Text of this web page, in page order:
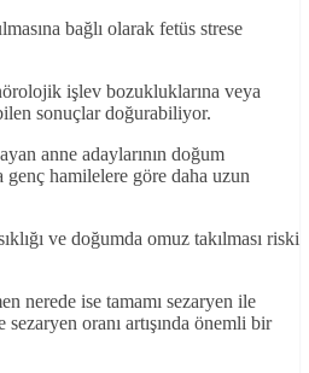
bağlı olarak fetüs strese
işlev bozukluklarına veya
sonuçlar doğurabiliyor.
anne adaylarının doğum
genç hamilelere göre daha uzun
ve doğumda omuz takılması riski
nerede ise tamamı sezaryen ile
oranı artışında önemli bir